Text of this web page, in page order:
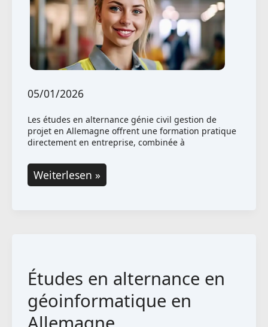
05/01/2026
Les études en alternance génie civil gestion de
projet en Allemagne offrent une formation pratique
directement en entreprise, combinée à
Études
en
et
gestion
de
Weiterlesen »
Études en alternance en
géoinformatique en